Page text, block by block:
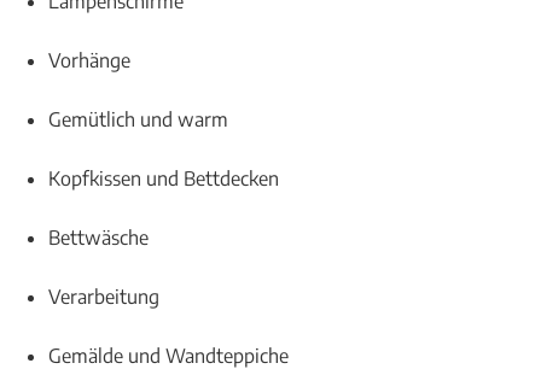
Vorhänge
Gemütlich und warm
Kopfkissen und Bettdecken
Bettwäsche
Verarbeitung
Gemälde und Wandteppiche